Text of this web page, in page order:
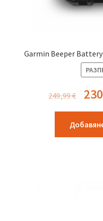
Garmin Beeper Battery
249,99€